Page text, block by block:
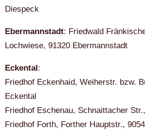
Diespeck
Ebermannstadt: Friedwald
Lochwiese, 91320 Ebermannstadt
Eckental:
Friedhof Eckenhaid, Weiherstr. bzw.
Eckental
Friedhof Eschenau, Schnaittacher
Friedhof Forth, Forther Hauptstr.,